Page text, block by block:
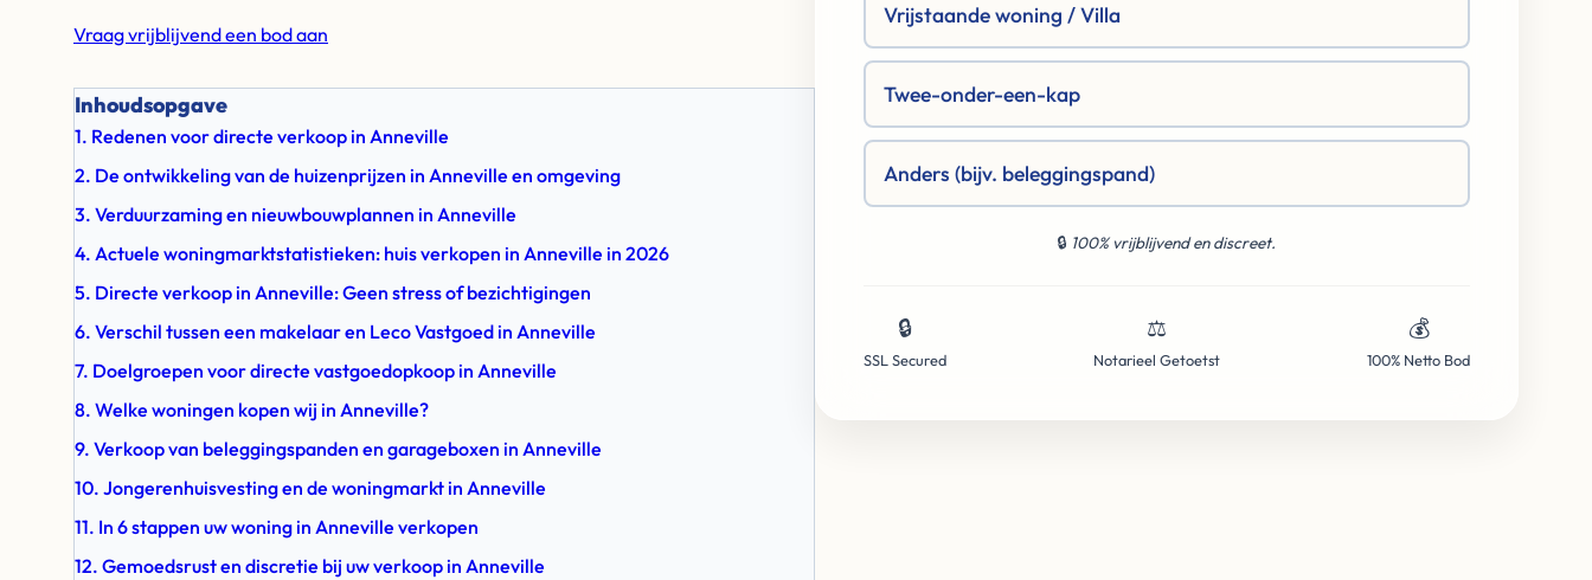
Vraag vrijblijvend een bod aan
Inhoudsopgave
1. Redenen voor directe verkoop in Anneville
2. De ontwikkeling van de huizenprijzen in Anneville en omgeving
3. Verduurzaming en nieuwbouwplannen in Anneville
4. Actuele woningmarktstatistieken: huis verkopen in Anneville in 2026
5. Directe verkoop in Anneville: Geen stress of bezichtigingen
6. Verschil tussen een makelaar en Leco Vastgoed in Anneville
7. Doelgroepen voor directe vastgoedopkoop in Anneville
8. Welke woningen kopen wij in Anneville?
9. Verkoop van beleggingspanden en garageboxen in Anneville
10. Jongerenhuisvesting en de woningmarkt in Anneville
11. In 6 stappen uw woning in Anneville verkopen
12. Gemoedsrust en discretie bij uw verkoop in Anneville
Vrijstaande woning / Villa
Twee-onder-een-kap
Anders (bijv. beleggingspand)
🔒 100% vrijblijvend en discreet.
🔒
SSL Secured
⚖️
Notarieel Getoetst
💰
100% Netto Bod